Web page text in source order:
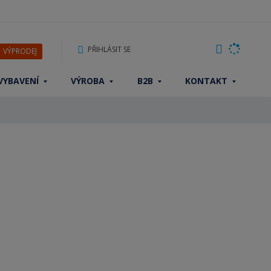
VÝPRODEJ PŘIHLÁSIT SE
VÝROBA B2B KONTAKT